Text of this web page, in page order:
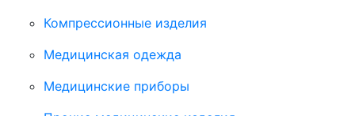
Компрессионные изделия
Медицинская одежда
Медицинские приборы